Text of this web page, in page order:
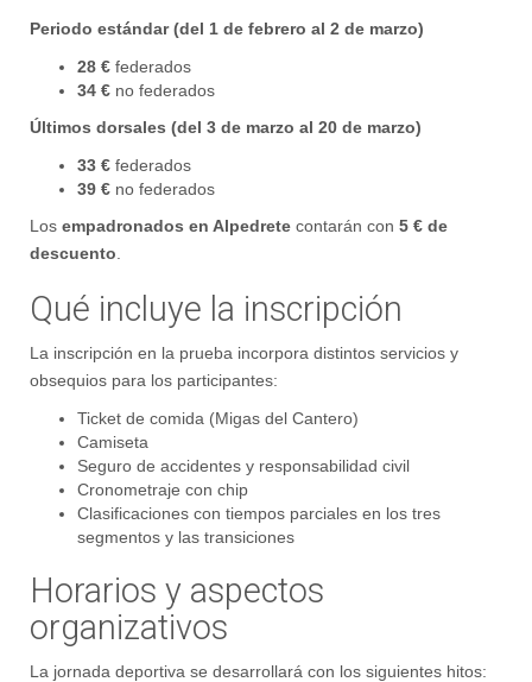
Periodo estándar (del 1 de febrero al 2 de marzo)
28 € federados
34 € no federados
Últimos dorsales (del 3 de marzo al 20 de marzo)
33 € federados
39 € no federados
Los empadronados en Alpedrete contarán con 5 € de
descuento
Qué incluye la inscripción
La inscripción en la prueba incorpora distintos servicios y
obsequios para los participantes:
Ticket de comida (Migas del Cantero)
Camiseta
Seguro de accidentes y responsabilidad civil
Cronometraje con chip
Clasificaciones con tiempos parciales en los tres
segmentos y las transiciones
Horarios y aspectos
organizativos
La jornada deportiva se desarrollará con los siguientes hitos: